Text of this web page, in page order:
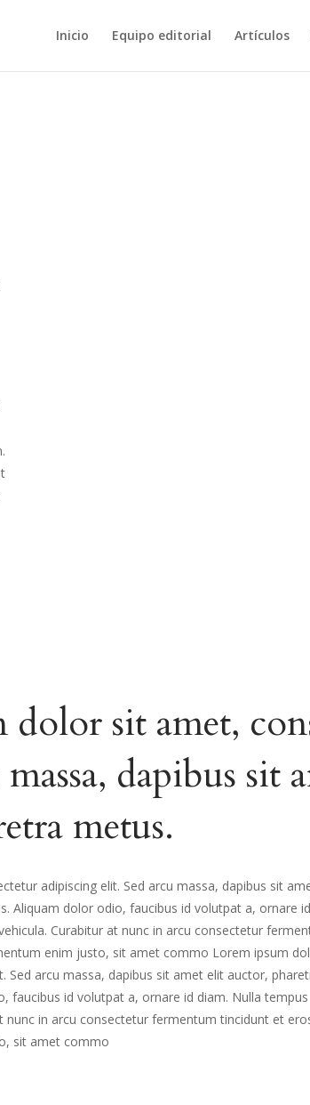
Inicio Equipo editorial Artículos
dolor sit amet,
dapibus sit
metus.
adipiscing elit. Sed arcu massa, dapibus sit
Aliquam dolor odio, faucibus id volutpat a, ornare id
Curabitur at nunc in arcu consectetur
enim justo, sit amet commo Lorem ipsum
Sed arcu massa, dapibus sit amet elit auctor,
faucibus id volutpat a, ornare id diam. Nulla tempus
in arcu consectetur fermentum tincidunt et
sit amet commo